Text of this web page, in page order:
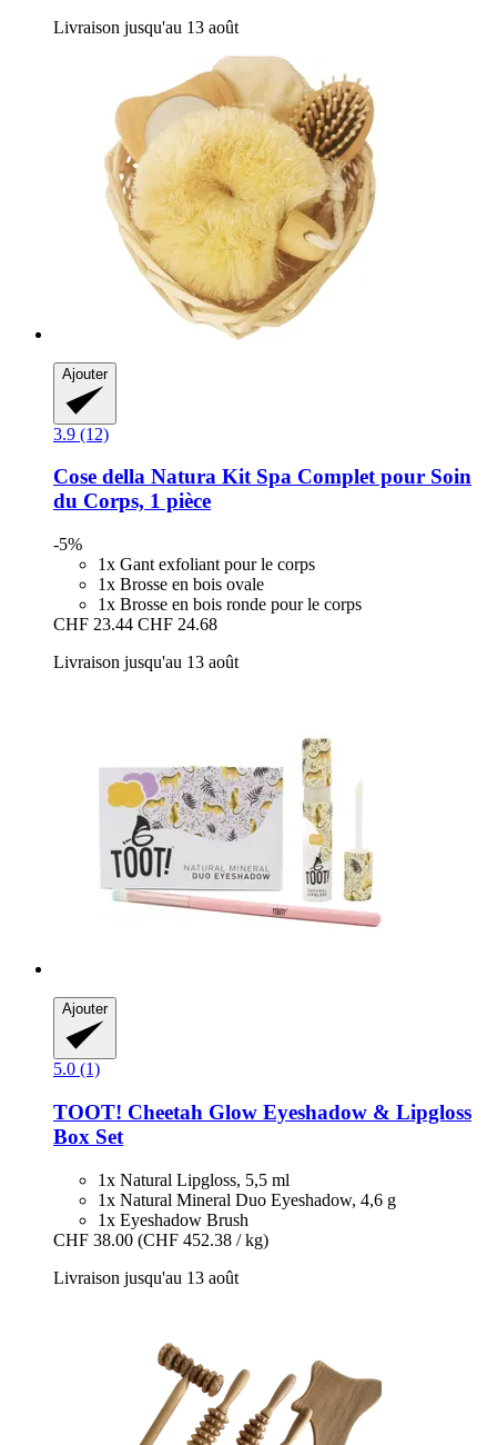
Livraison jusqu'au 13 août
Ajouter
3.9 (12)
Cose della Natura Kit Spa Complet pour Soin
du Corps, 1 pièce
-5%
1x Gant exfoliant pour le corps
1x Brosse en bois ovale
1x Brosse en bois ronde pour le corps
CHF 23.44 CHF 24.68
Livraison jusqu'au 13 août
Ajouter
5.0 (1)
TOOT! Cheetah Glow Eyeshadow & Lipgloss
Box Set
1x Natural Lipgloss, 5,5 ml
1x Natural Mineral Duo Eyeshadow, 4,6 g
1x Eyeshadow Brush
CHF 38.00 (CHF 452.38 / kg)
Livraison jusqu'au 13 août